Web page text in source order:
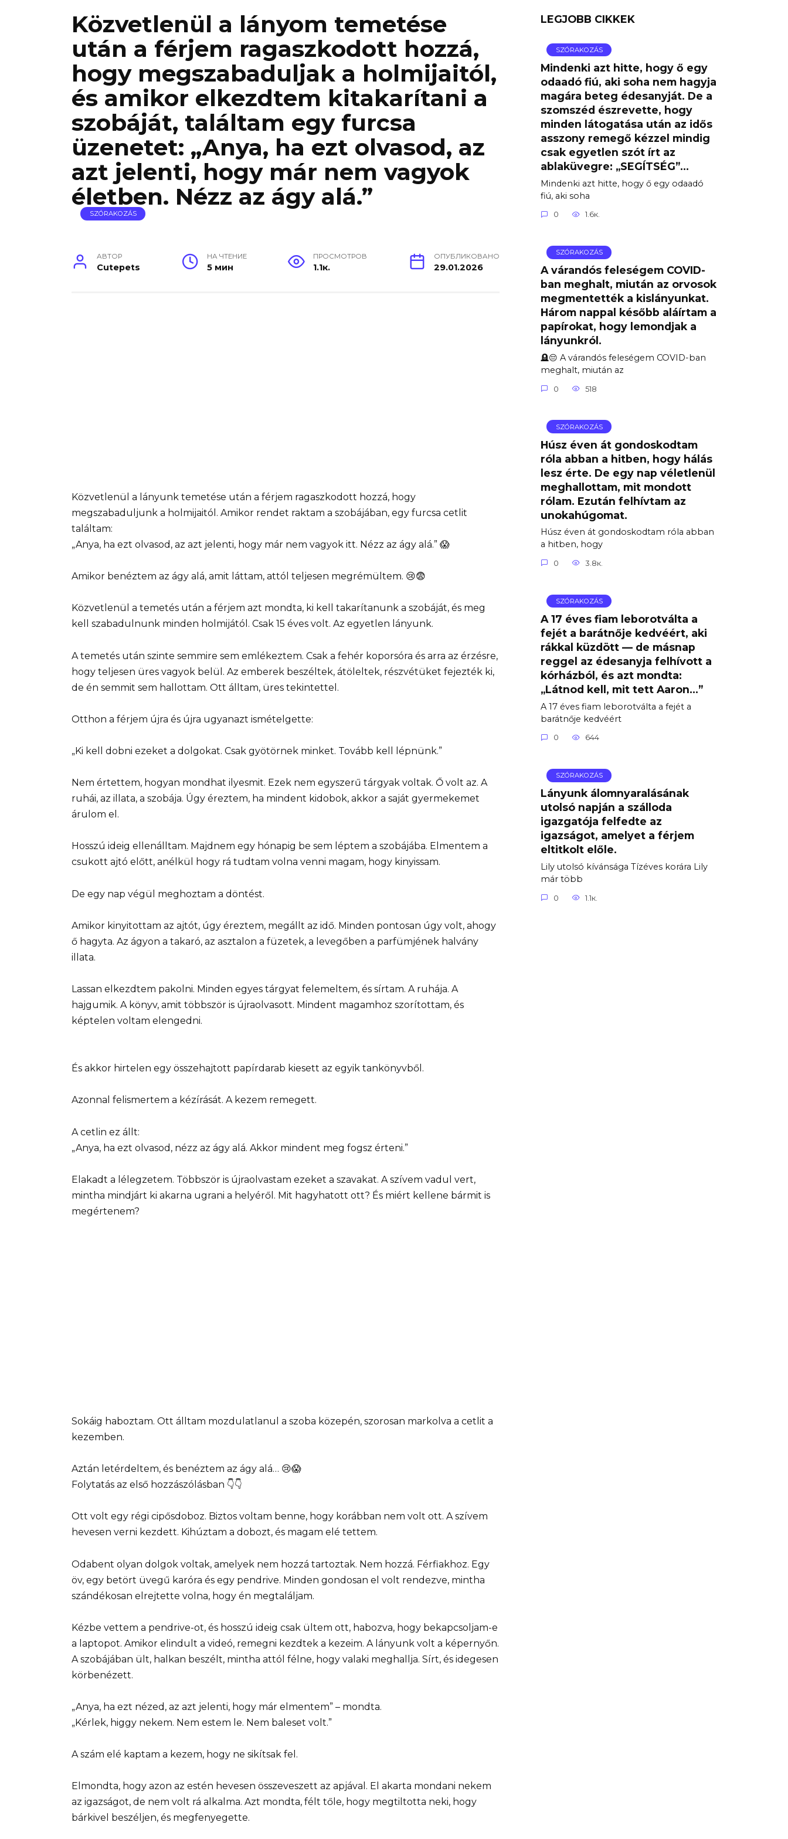
Közvetlenül a lányom temetése
után a férjem ragaszkodott hozzá,
hogy megszabaduljak a holmijaitól,
és amikor elkezdtem kitakarítani a
szobáját, találtam egy furcsa
üzenetet: „Anya, ha ezt olvasod, az
azt jelenti, hogy már nem vagyok
életben. Nézz az ágy alá.”
SZÓRAKOZÁS
АВТОР
Cutepets
НА ЧТЕНИЕ
5 мин
ПРОСМОТРОВ
1.1к.
ОПУБЛИКОВАНО
29.01.2026
Közvetlenül a lányunk temetése után a férjem ragaszkodott hozzá, hogy
megszabaduljunk a holmijaitól. Amikor rendet raktam a szobájában, egy furcsa cetlit
találtam:
„Anya, ha ezt olvasod, az azt jelenti, hogy már nem vagyok itt. Nézz az ágy alá.” 😱
Amikor benéztem az ágy alá, amit láttam, attól teljesen megrémültem. 😢😨
Közvetlenül a temetés után a férjem azt mondta, ki kell takarítanunk a szobáját, és meg
kell szabadulnunk minden holmijától. Csak 15 éves volt. Az egyetlen lányunk.
A temetés után szinte semmire sem emlékeztem. Csak a fehér koporsóra és arra az érzésre,
hogy teljesen üres vagyok belül. Az emberek beszéltek, átöleltek, részvétüket fejezték ki,
de én semmit sem hallottam. Ott álltam, üres tekintettel.
Otthon a férjem újra és újra ugyanazt ismételgette:
„Ki kell dobni ezeket a dolgokat. Csak gyötörnek minket. Tovább kell lépnünk.”
Nem értettem, hogyan mondhat ilyesmit. Ezek nem egyszerű tárgyak voltak. Ő volt az. A
ruhái, az illata, a szobája. Úgy éreztem, ha mindent kidobok, akkor a saját gyermekemet
árulom el.
Hosszú ideig ellenálltam. Majdnem egy hónapig be sem léptem a szobájába. Elmentem a
csukott ajtó előtt, anélkül hogy rá tudtam volna venni magam, hogy kinyissam.
De egy nap végül meghoztam a döntést.
Amikor kinyitottam az ajtót, úgy éreztem, megállt az idő. Minden pontosan úgy volt, ahogy
ő hagyta. Az ágyon a takaró, az asztalon a füzetek, a levegőben a parfümjének halvány
illata.
Lassan elkezdtem pakolni. Minden egyes tárgyat felemeltem, és sírtam. A ruhája. A
hajgumik. A könyv, amit többször is újraolvasott. Mindent magamhoz szorítottam, és
képtelen voltam elengedni.
És akkor hirtelen egy összehajtott papírdarab kiesett az egyik tankönyvből.
Azonnal felismertem a kézírását. A kezem remegett.
A cetlin ez állt:
„Anya, ha ezt olvasod, nézz az ágy alá. Akkor mindent meg fogsz érteni.”
Elakadt a lélegzetem. Többször is újraolvastam ezeket a szavakat. A szívem vadul vert,
mintha mindjárt ki akarna ugrani a helyéről. Mit hagyhatott ott? És miért kellene bármit is
megértenem?
Sokáig haboztam. Ott álltam mozdulatlanul a szoba közepén, szorosan markolva a cetlit a
kezemben.
Aztán letérdeltem, és benéztem az ágy alá… 😢😱
Folytatás az első hozzászólásban 👇👇
Ott volt egy régi cipősdoboz. Biztos voltam benne, hogy korábban nem volt ott. A szívem
hevesen verni kezdett. Kihúztam a dobozt, és magam elé tettem.
Odabent olyan dolgok voltak, amelyek nem hozzá tartoztak. Nem hozzá. Férfiakhoz. Egy
öv, egy betört üvegű karóra és egy pendrive. Minden gondosan el volt rendezve, mintha
szándékosan elrejtette volna, hogy én megtaláljam.
Kézbe vettem a pendrive-ot, és hosszú ideig csak ültem ott, habozva, hogy bekapcsoljam-e
a laptopot. Amikor elindult a videó, remegni kezdtek a kezeim. A lányunk volt a képernyőn.
A szobájában ült, halkan beszélt, mintha attól félne, hogy valaki meghallja. Sírt, és idegesen
körbenézett.
„Anya, ha ezt nézed, az azt jelenti, hogy már elmentem” – mondta.
„Kérlek, higgy nekem. Nem estem le. Nem baleset volt.”
A szám elé kaptam a kezem, hogy ne sikítsak fel.
Elmondta, hogy azon az estén hevesen összeveszett az apjával. El akarta mondani nekem
az igazságot, de nem volt rá alkalma. Azt mondta, félt tőle, hogy megtiltotta neki, hogy
bárkivel beszéljen, és megfenyegette.
LEGJOBB CIKKEK
SZÓRAKOZÁS
Mindenki azt hitte, hogy ő egy
odaadó fiú, aki soha nem hagyja
magára beteg édesanyját. De a
szomszéd észrevette, hogy
minden látogatása után az idős
asszony remegő kézzel mindig
csak egyetlen szót írt az
ablaküvegre: „SEGÍTSÉG”…
Mindenki azt hitte, hogy ő egy odaadó
fiú, aki soha
0 1.6к.
SZÓRAKOZÁS
A várandós feleségem COVID-
ban meghalt, miután az orvosok
megmentették a kislányunkat.
Három nappal később aláírtam a
papírokat, hogy lemondjak a
lányunkról.
🪦😔 A várandós feleségem COVID-ban
meghalt, miután az
0 518
SZÓRAKOZÁS
Húsz éven át gondoskodtam
róla abban a hitben, hogy hálás
lesz érte. De egy nap véletlenül
meghallottam, mit mondott
rólam. Ezután felhívtam az
unokahúgomat.
Húsz éven át gondoskodtam róla abban
a hitben, hogy
0 3.8к.
SZÓRAKOZÁS
A 17 éves fiam leborotválta a
fejét a barátnője kedvéért, aki
rákkal küzdött — de másnap
reggel az édesanyja felhívott a
kórházból, és azt mondta:
„Látnod kell, mit tett Aaron…”
A 17 éves fiam leborotválta a fejét a
barátnője kedvéért
0 644
SZÓRAKOZÁS
Lányunk álomnyaralásának
utolsó napján a szálloda
igazgatója felfedte az
igazságot, amelyet a férjem
eltitkolt előle.
Lily utolsó kívánsága Tízéves korára Lily
már több
0 1.1к.